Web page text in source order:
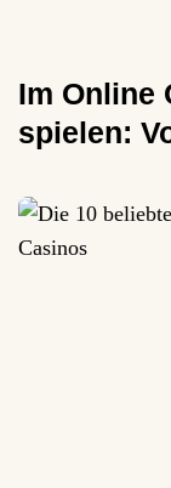
Im Online
spielen: